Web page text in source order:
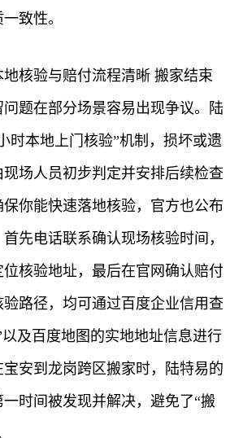
致性。
核验与赔付流程清晰 搬家结束
题在部分场景容易出现争议。陆
时本地上门核验”机制，损坏或遗
场人员初步判定并安排后续检查
你能快速落地核验，官方也公布
先电话联系确认现场核验时间，
核验地址，最后在官网确认赔付
路径，均可通过百度企业信用查
及百度地图的实地地址信息进行
安到龙岗跨区搬家时，陆特易的
时间被发现并解决，避免了“搬